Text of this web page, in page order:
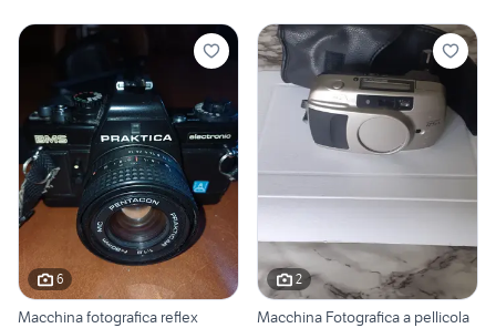
6
Macchina fotografica reflex
2
Macchina Fotografica a pellicola